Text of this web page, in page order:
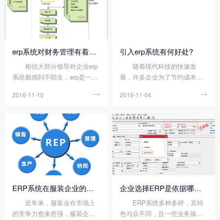
的了解及它的操作方...
erp系统对财务管理有着重大意义?
相信大部分领导对企业erp
系统都感到不陌生，erp是一种
至跨公司整合实时信息的企业
层及员工提供了决策运行手段
的管理平台。那么企业erp系统
对财务管理有着什么重大意义
呢?下面就让小编为您介绍一
下：
2016-11-10 
引入erp系统有何好处?
随着现代科技的快速发
展，许多企业为了节约成本获
推动下滋生了企业资源计划系
的管理模式，最大限度的降低
生产成本，有效提高企业生产
效率。那么引入erp系统有何好
处呢?下面就让东莞erp软件的
专业人员为您说明一下：
2016-11-04 
ERP系统在服装企业的应用
近年来，服装业在市场上
的竞争力愈来愈强，服装企业
企业选择ERP是依据哪几个要点?
ERP系统多种多样，其特
色与众不同，且一些业务操作